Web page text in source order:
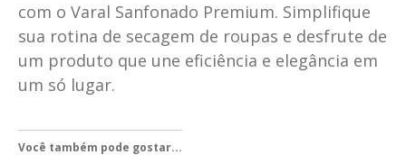
com o Varal Sanfonado Premium. Simplifique
sua rotina de secagem de roupas e desfrute de
um produto que une eficiência e elegância em
um só lugar.
Você também pode gostar...